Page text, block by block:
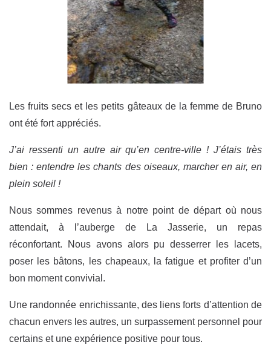
Les fruits secs et les petits gâteaux de la femme de Bruno
ont été fort appréciés.
J’ai ressenti un autre air qu’en centre-ville ! J’étais très
bien : entendre les chants des oiseaux, marcher en air, en
plein soleil !
Nous sommes revenus à notre point de départ où nous
attendait, à l’auberge de La Jasserie, un repas
réconfortant. Nous avons alors pu desserrer les lacets,
poser les bâtons, les chapeaux, la fatigue et profiter d’un
bon moment convivial.
Une randonnée enrichissante, des liens forts d’attention de
chacun envers les autres, un surpassement personnel pour
certains et une expérience positive pour tous.